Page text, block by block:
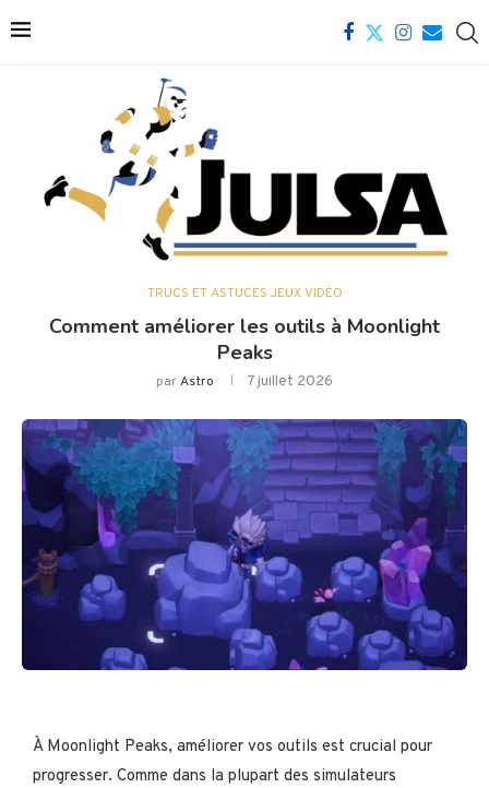
TRUCS ET ASTUCES JEUX VIDÉO
Comment améliorer les outils à Moonlight
Peaks
parAstro 7 juillet 2026
À Moonlight Peaks, améliorer vos outils est crucial pour
progresser. Comme dans la plupart des simulateurs